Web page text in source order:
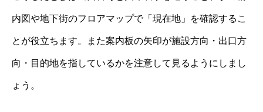
内図や地下街のフロアマップで「現在地」を確認するこ
とが役立ちます。また案内板の矢印が施設方向・出口方
向・目的地を指しているかを注意して見るようにしまし
ょう。